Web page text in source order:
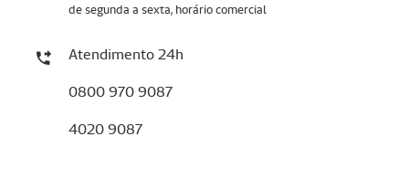
de segunda a sexta, horário comercial
Atendimento 24h
0800 970 9087
4020 9087